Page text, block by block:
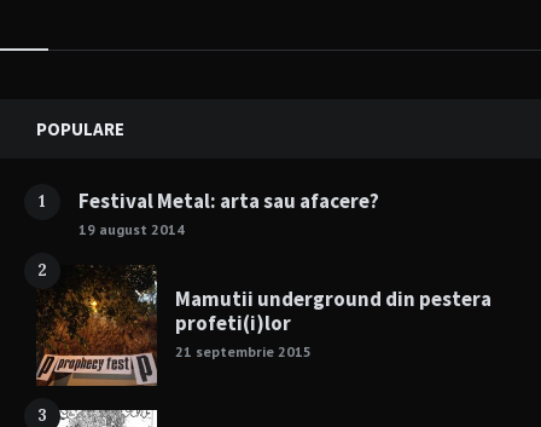
Widgets
POPULARE
1 Festival Metal: arta sau afacere?
19 august 2014
2
Mamutii underground din pestera
profeti(i)lor
21 septembrie 2015
3